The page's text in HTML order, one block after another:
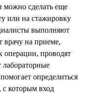
можно сделать еще
или на стажировку
выполняют
врачу на приеме,
операции, проводят
определиться
с которым вход